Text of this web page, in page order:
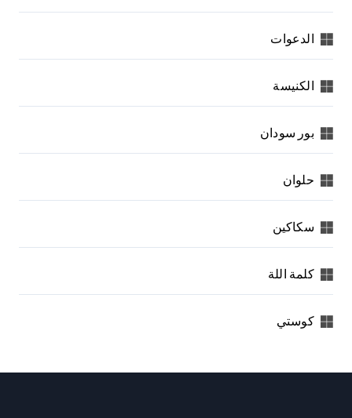
الدعوات
الكنيسة
بور سودان
حلوان
سكاكين
كلمة اللة
كوستي